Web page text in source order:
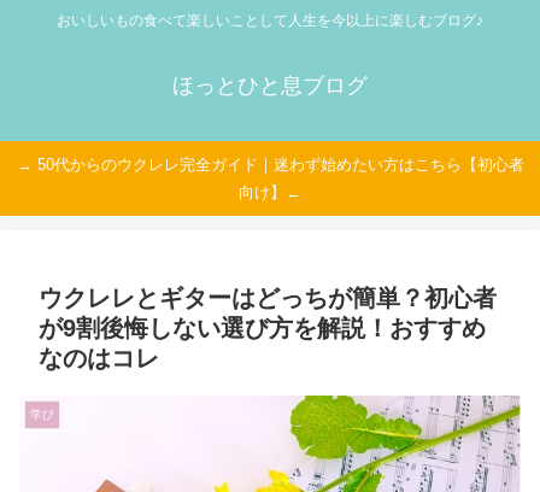
おいしいもの食べて楽しいことして人生を今以上に楽しむブログ♪
ほっとひと息ブログ
→ 50代からのウクレレ完全ガイド｜迷わず始めたい方はこちら【初心者
向け】←
ウクレレとギターはどっちが簡単？初心者
が9割後悔しない選び方を解説！おすすめ
なのはコレ
学び